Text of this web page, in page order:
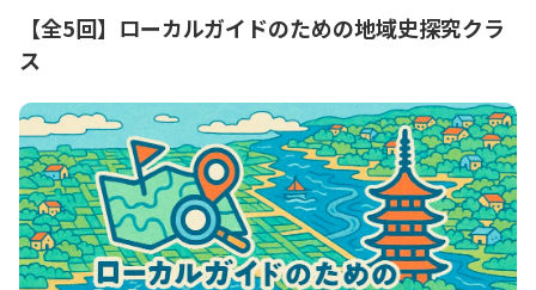
【全5回】ローカルガイドのための地域史探究クラ
ス